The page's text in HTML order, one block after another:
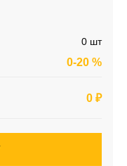
0 шт
0-20 %
0 ₽